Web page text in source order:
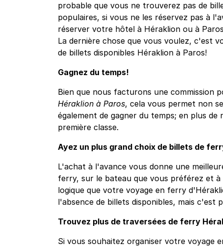
probable que vous ne trouverez pas de
populaires, si vous ne les réservez pas à
réserver votre hôtel à Héraklion ou à
La dernière chose que vous voulez, c'est
de billets disponibles Héraklion à Paros!
Gagnez du temps!
Bien que nous facturons une commission
Héraklion à Paros, cela vous permet non
également de gagner du temps; en plus
première classe.
Ayez un plus grand choix de billets de
L'achat à l'avance vous donne une
ferry, sur le bateau que vous préférez et à
logique que votre voyage en ferry
l'absence de billets disponibles, mais c'est
Trouvez plus de traversées de ferry
Si vous souhaitez organiser votre voyage